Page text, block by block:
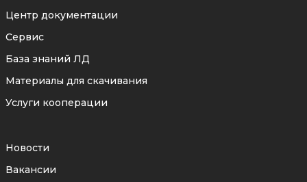
Центр документации
Сервис
База знаний ЛД
Материалы для скачивания
Услуги кооперации
Новости
Вакансии